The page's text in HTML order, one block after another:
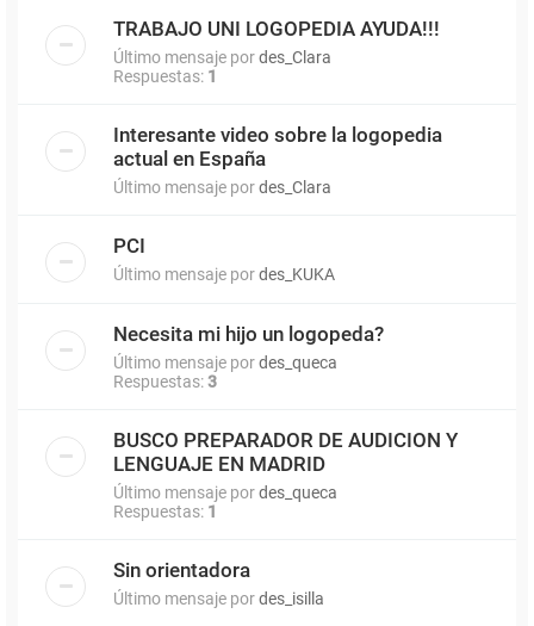
TRABAJO UNI LOGOPEDIA AYUDA!!!
Último mensaje pordes_Clara
Respuestas: 1
Interesante video sobre la logopedia
actual en España
Último mensaje pordes_Clara
PCI
Último mensaje pordes_KUKA
Necesita mi hijo un logopeda?
Último mensaje pordes_queca
Respuestas:3
BUSCO PREPARADOR DE AUDICION Y
LENGUAJE EN MADRID
Último mensaje pordes_queca
Respuestas: 1
Sin orientadora
Último mensaje pordes_isilla